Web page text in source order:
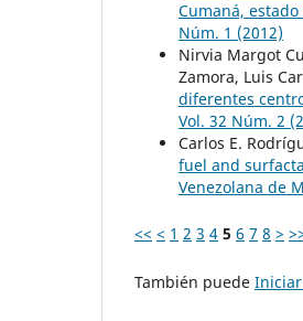
Cumaná, estado
Núm. 1 (2012)
Nirvia Margot
Zamora, Luis
diferentes
Vol. 32 Núm. 2
Carlos E.
fuel and
Venezolana de
<< < 1 2 3 4 5 6 7 8 >
También puede